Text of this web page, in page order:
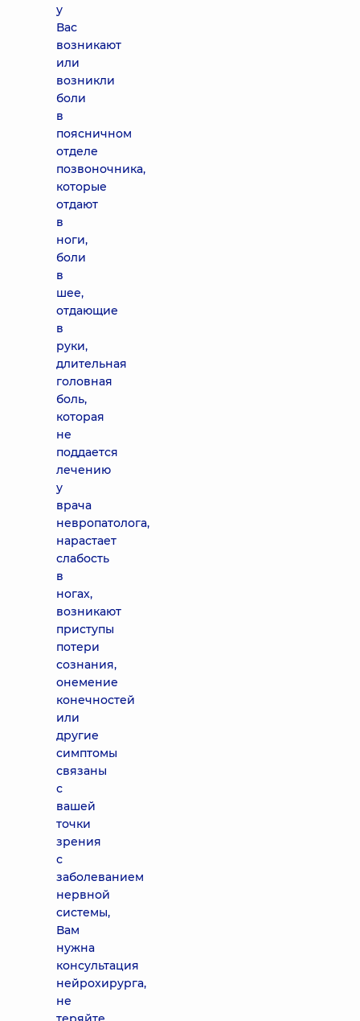
у
Вас
возникают
или
возникли
боли
в
поясничном
отделе
позвоночника,
которые
отдают
в
ноги,
боли
в
шее,
отдающие
в
руки,
длительная
головная
боль,
которая
не
поддается
лечению
у
врача
невропатолога,
нарастает
слабость
в
ногах,
возникают
приступы
потери
сознания,
онемение
конечностей
или
другие
симптомы
связаны
с
вашей
точки
зрения
с
заболеванием
нервной
системы,
Вам
нужна
консультация
нейрохирурга,
не